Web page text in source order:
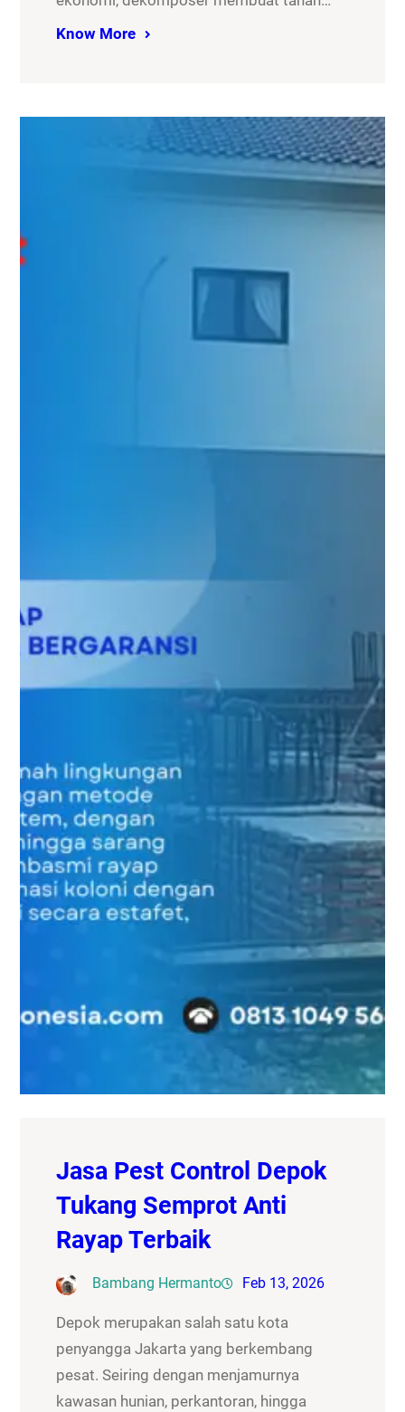
Know More
Jasa Pest Control Depok
Tukang Semprot Anti
Rayap Terbaik
Bambang Hermanto Feb 13, 2026
Depok merupakan salah satu kota
penyangga Jakarta yang berkembang
pesat. Seiring dengan menjamurnya
kawasan hunian, perkantoran, hingga